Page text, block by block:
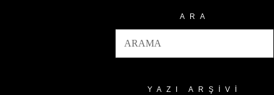
ARA
YAZI ARŞIVI